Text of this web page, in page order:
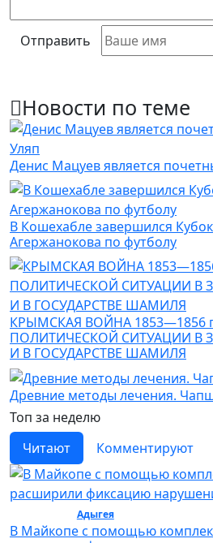
Отправить
Новости по теме
Денис Мацуев является
В Кошехабле завершился
Агержанокова по футболу
КРЫМСКАЯ ВОЙНА 1853—1856
ПОЛИТИЧЕСКОЙ СИТУАЦИИ В
И В ГОСУДАРСТВЕ ШАМИЛЯ
Древние методы лечения.
Топ за неделю
Читают
Комментируют
Адыгея/ Общество
В Майкопе с помощью